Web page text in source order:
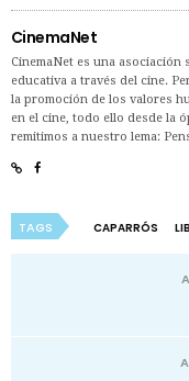
CinemaNet
CinemaNet es una
educativa a través del cine.
la promoción de los valores
en el cine, todo ello desde la
remitimos a nuestro lema:
TAGS CAPARRÓS